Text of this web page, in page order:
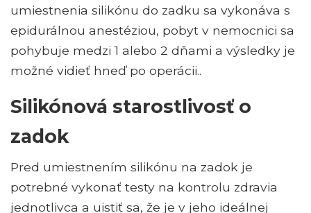
umiestnenia silikónu do zadku sa vykonáva s
epidurálnou anestéziou, pobyt v nemocnici sa
pohybuje medzi 1 alebo 2 dňami a výsledky je
možné vidieť hneď po operácii..
Silikónová starostlivosť o
zadok
Pred umiestnením silikónu na zadok je
potrebné vykonať testy na kontrolu zdravia
jednotlivca a uistiť sa, že je v jeho ideálnej